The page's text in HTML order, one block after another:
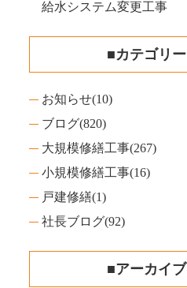
給水システム変更工事
■カテゴリー
お知らせ(10)
ブログ(820)
大規模修繕工事(267)
小規模修繕工事(16)
戸建修繕(1)
社長ブログ(92)
■アーカイブ